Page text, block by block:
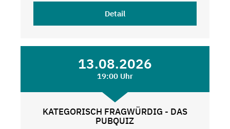
Detail
13.08.2026
19:00 Uhr
KATEGORISCH FRAGWÜRDIG - DAS
PUBQUIZ